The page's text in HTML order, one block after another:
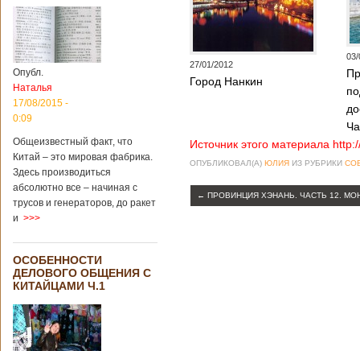
крупный
бирюзовый
рудник
Китайским
археологам
обнаружить
крупнейший рудник
по добыче бирюзы
на территории
Уйгурского
автономного
Китая. Об этом
сообщает
агентство Синьхуа,
ссылаясь на
Синьцзянский
институт
археологии и
Опубл.
Наталья
17/08/2015 -
0:09
Общеизвестный факт, что
Китай – это мировая фабрика.
Здесь производиться
абсолютно все – начиная с
трусов и генераторов, до ракет
и >>>
ОСОБЕННОСТИ
ДЕЛОВОГО ОБЩЕНИЯ С
КИТАЙЦАМИ Ч.1
27/01/2012
Город Нанкин
03/
Источник этого материала
ОПУБЛИКОВАЛ(А) ЮЛИЯ ИЗ РУБРИКИ
← ПРОВИНЦИЯ ХЭНАНЬ. ЧАСТЬ 12.